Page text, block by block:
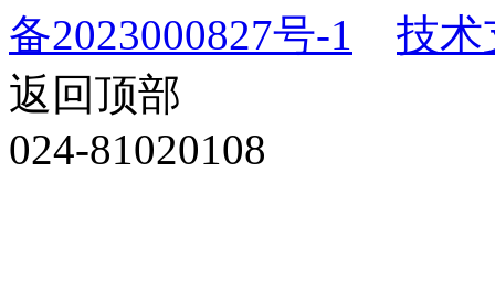
备2023000827号-1
技术
返回顶部
024-81020108